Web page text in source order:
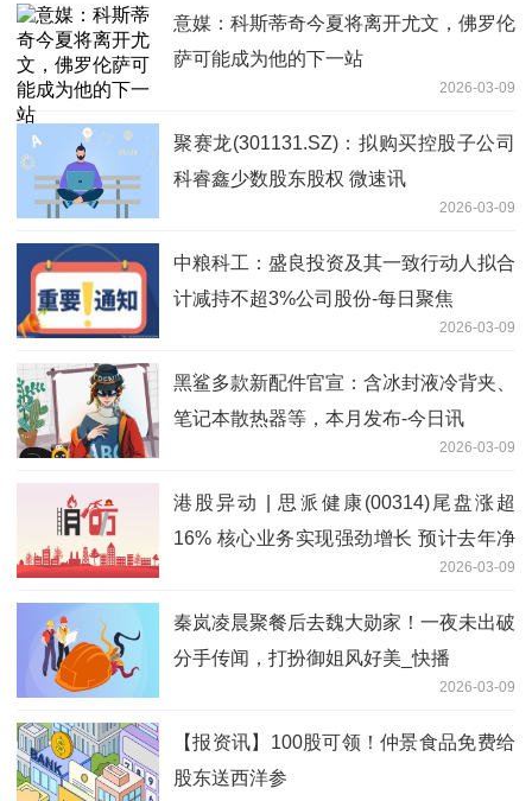
意媒：科斯蒂奇今夏将离开尤文，佛罗伦
萨可能成为他的下一站
2026-03-09
聚赛龙(301131.SZ)：拟购买控股子公司
科睿鑫少数股东股权 微速讯
2026-03-09
中粮科工：盛良投资及其一致行动人拟合
计减持不超3%公司股份-每日聚焦
2026-03-09
黑鲨多款新配件官宣：含冰封液冷背夹、
笔记本散热器等，本月发布-今日讯
2026-03-09
港股异动 | 思派健康(00314)尾盘涨超
16% 核心业务实现强劲增长 预计去年净
2026-03-09
秦岚凌晨聚餐后去魏大勋家！一夜未出破
分手传闻，打扮御姐风好美_快播
2026-03-09
【报资讯】100股可领！仲景食品免费给
股东送西洋参